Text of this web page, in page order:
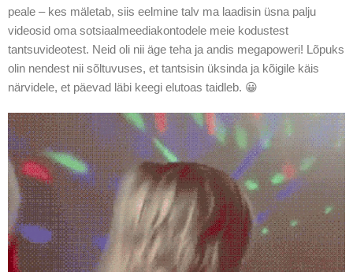
peale – kes mäletab, siis eelmine talv ma laadisin üsna palju
videosid oma sotsiaalmeediakontodele meie kodustest
tantsuvideotest. Neid oli nii äge teha ja andis megapoweri! Lõpuks
olin nendest nii sõltuvuses, et tantsisin üksinda ja kõigile käis
närvidele, et päevad läbi keegi elutoas taidleb. 😀